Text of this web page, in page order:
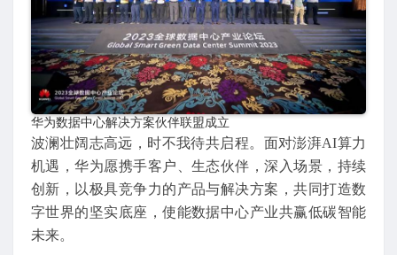
华为数据中心解决方案伙伴联盟成立
波澜壮阔志高远，时不我待共启程。面对澎湃AI算力
机遇，华为愿携手客户、生态伙伴，深入场景，持续
创新，以极具竞争力的产品与解决方案，共同打造数
字世界的坚实底座，使能数据中心产业共赢低碳智能
未来。